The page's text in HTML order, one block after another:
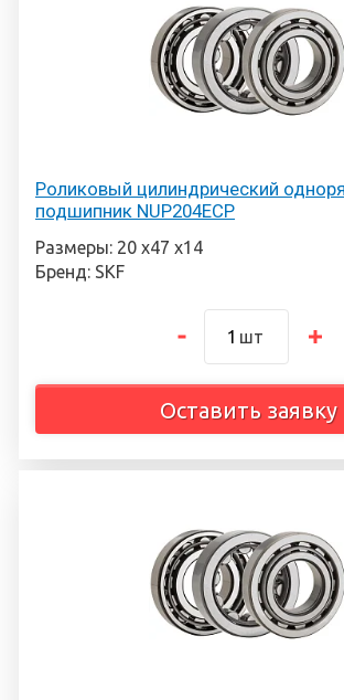
Роликовый цилиндрический
подшипник NUP204ECP
Размеры: 20 х47 х14
Бренд: SKF
шт
Оставить заявку